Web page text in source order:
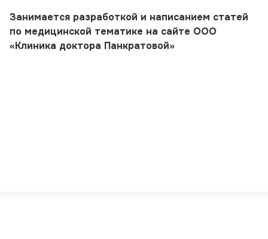
Занимается разработкой и написанием статей
по медицинской тематике на сайте ООО
«Клиника доктора Панкратовой»